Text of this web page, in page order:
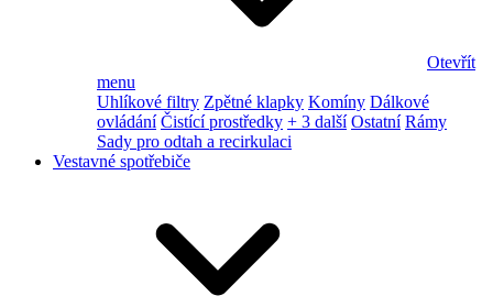
Otevřít
menu
Uhlíkové filtry Zpětné klapky Komíny Dálkové
ovládání Čistící prostředky + 3 další Ostatní Rámy
Sady pro odtah a recirkulaci
Vestavné spotřebiče